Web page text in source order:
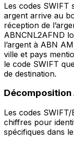
Les codes
argent arrive au
réception de
ABNCNL2AFND
l’argent à ABN
ville et pays
le code SWIFT
de destination.
Décomposition
Les codes
chiffres pour
spécifiques dans